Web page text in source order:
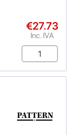
€27.73
Inc. IVA